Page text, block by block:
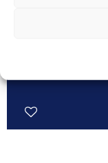
Buffettafel